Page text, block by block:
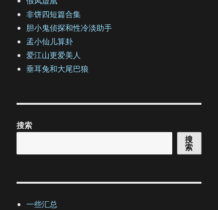
非饼四短篇合集
胆小鬼侦探和性冷淡助手
孟小仙儿算卦
爱江山更爱美人
垂耳兔和大尾巴狼
搜索
搜
索
一些汇总